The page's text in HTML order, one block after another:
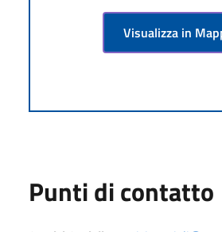
Visualizza in
Punti di contatto